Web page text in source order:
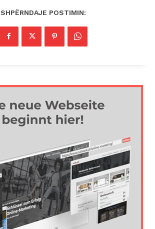
SHPËRNDAJE POSTIMIN: